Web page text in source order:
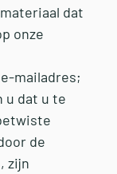
dat
onze
mailadres;
u dat u te
de
zijn